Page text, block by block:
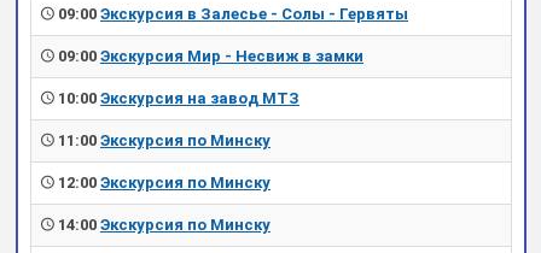
09:00 Экскурсия в Залесье - Солы - Гервяты
09:00 Экскурсия Мир - Несвиж в замки
10:00 Экскурсия на завод МТЗ
11:00 Экскурсия по Минску
12:00 Экскурсия по Минску
14:00 Экскурсия по Минску